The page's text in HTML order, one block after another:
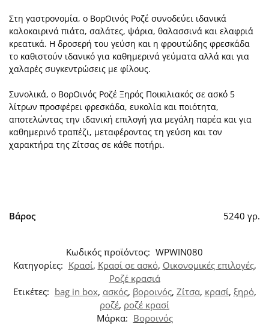
Στη γαστρονομία, ο ΒορΟινός Ροζέ συνοδεύει ιδανικά
καλοκαιρινά πιάτα, σαλάτες, ψάρια, θαλασσινά και ελαφριά
κρεατικά. Η δροσερή του γεύση και η φρουτώδης φρεσκάδα
το καθιστούν ιδανικό για καθημερινά γεύματα αλλά και για
χαλαρές συγκεντρώσεις με φίλους.
Συνολικά, ο ΒορΟινός Ροζέ Ξηρός Ποικιλιακός σε ασκό 5
λίτρων προσφέρει φρεσκάδα, ευκολία και ποιότητα,
αποτελώντας την ιδανική επιλογή για μεγάλη παρέα και για
καθημερινό τραπέζι, μεταφέροντας τη γεύση και τον
χαρακτήρα της Ζίτσας σε κάθε ποτήρι.
Βάρος 5240 γρ.
Κωδικός προϊόντος: WPWIN080
Κατηγορίες: Κρασί, Κρασί σε ασκό, Οικονομικές επιλογές,
Ροζέ κρασιά
Ετικέτες: bag in box, ασκός, βοροινός, Ζίτσα, κρασί, ξηρό,
ροζέ, ροζέ κρασί
Μάρκα: Βοροινός